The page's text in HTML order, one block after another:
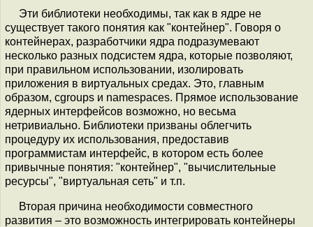
Эти библиотеки необходимы, так как в ядре не
существует такого понятия как "контейнер". Говоря о
контейнерах, разработчики ядра подразумевают
несколько разных подсистем ядра, которые позволяют,
при правильном использовании, изолировать
приложения в виртуальных средах. Это, главным
образом, cgroups и namespaces. Прямое использование
ядерных интерфейсов возможно, но весьма
нетривиально. Библиотеки призваны облегчить
процедуру их использования, предоставив
программистам интерфейс, в котором есть более
привычные понятия: "контейнер", "вычислительные
ресурсы", "виртуальная сеть" и т.п.
Вторая причина необходимости совместного
развития – это возможность интегрировать контейнеры